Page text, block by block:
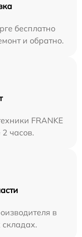
бесплатно
и обратно.
FRANKE
часов.
в